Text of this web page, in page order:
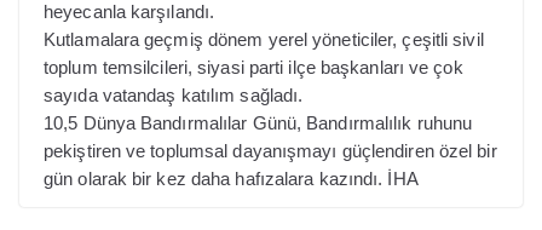
heyecanla karşılandı.
Kutlamalara geçmiş dönem yerel yöneticiler, çeşitli sivil
toplum temsilcileri, siyasi parti ilçe başkanları ve çok
sayıda vatandaş katılım sağladı.
10,5 Dünya Bandırmalılar Günü, Bandırmalılık ruhunu
pekiştiren ve toplumsal dayanışmayı güçlendiren özel bir
gün olarak bir kez daha hafızalara kazındı. İHA